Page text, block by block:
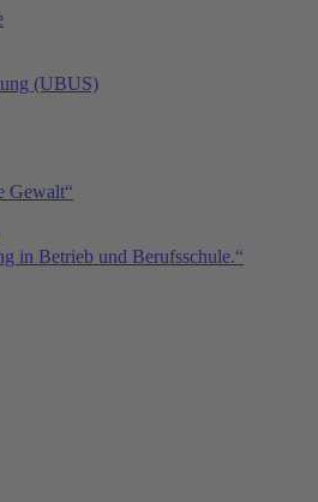
(UBUS)
Gewalt“
in Betrieb und Berufsschule.“